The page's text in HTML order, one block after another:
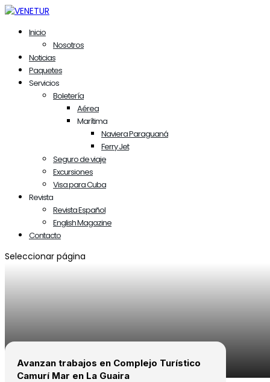
Inicio
Nosotros
Noticias
Paquetes
Servicios
Boletería
Aérea
Marítima
Naviera Paraguaná
Ferry Jet
Seguro de viaje
Excursiones
Visa para Cuba
Revista
Revista Español
English Magazine
Contacto
Seleccionar página
Avanzan trabajos en Complejo Turístico
Camurí Mar en La Guaira